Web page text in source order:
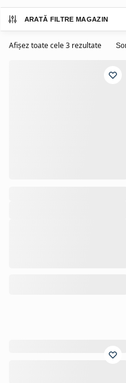
ARATĂ FILTRE MAGAZIN
Afișez toate cele 3 rezultate